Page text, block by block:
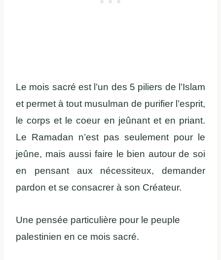
Le mois sacré est l’un des 5 piliers de l’Islam
et permet à tout musulman de purifier l’esprit,
le corps et le coeur en jeûnant et en priant.
Le Ramadan n’est pas seulement pour le
jeûne, mais aussi faire le bien autour de soi
en pensant aux nécessiteux, demander
pardon et se consacrer à son Créateur.
Une pensée particulière pour le peuple
palestinien en ce mois sacré.